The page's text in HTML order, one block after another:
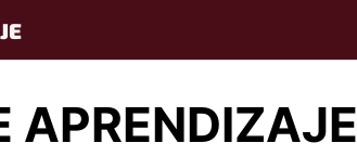
APRENDIZAJE